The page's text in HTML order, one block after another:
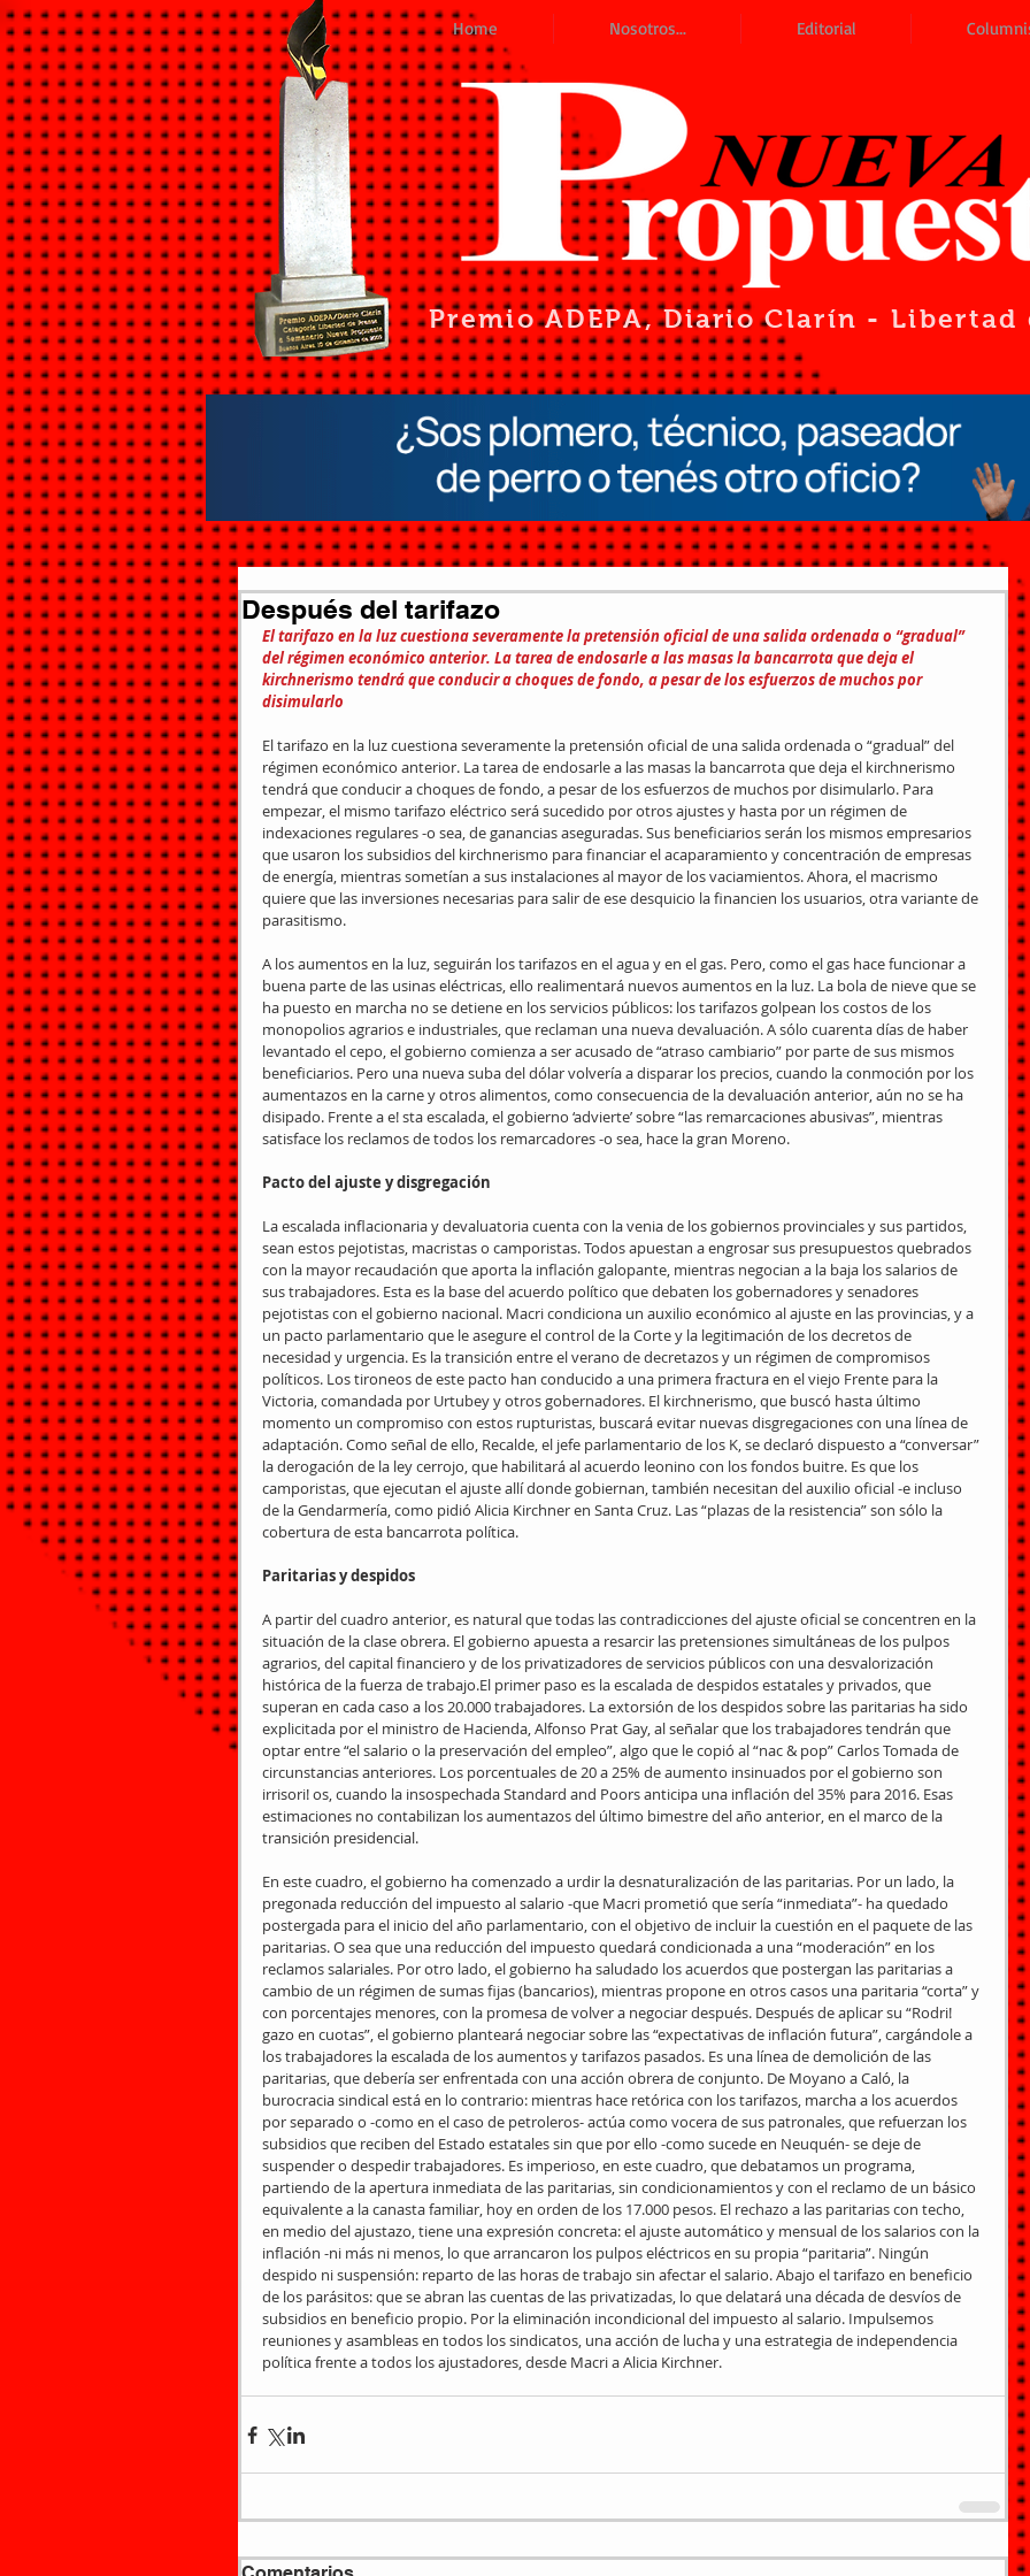
Home Nosotros... Editorial
Premio ADEPA, Diario Clarín - Libertad
Después del tarifazo
El tarifazo en la luz cuestiona severamente la pretensión oficial de una salida ordenada o “gradual”
del régimen económico anterior. La tarea de endosarle a las masas la bancarrota que deja el
kirchnerismo tendrá que conducir a choques de fondo, a pesar de los esfuerzos de muchos por
disimularlo
El tarifazo en la luz cuestiona severamente la pretensión oficial de una salida ordenada o “gradual” del
régimen económico anterior. La tarea de endosarle a las masas la bancarrota que deja el kirchnerismo
tendrá que conducir a choques de fondo, a pesar de los esfuerzos de muchos por disimularlo. Para
empezar, el mismo tarifazo eléctrico será sucedido por otros ajustes y hasta por un régimen de
indexaciones regulares -o sea, de ganancias aseguradas. Sus beneficiarios serán los mismos empresarios
que usaron los subsidios del kirchnerismo para financiar el acaparamiento y concentración de empresas
de energía, mientras sometían a sus instalaciones al mayor de los vaciamientos. Ahora, el macrismo
quiere que las inversiones necesarias para salir de ese desquicio la financien los usuarios, otra variante de
parasitismo.
A los aumentos en la luz, seguirán los tarifazos en el agua y en el gas. Pero, como el gas hace funcionar a
buena parte de las usinas eléctricas, ello realimentará nuevos aumentos en la luz. La bola de nieve que se
ha puesto en marcha no se detiene en los servicios públicos: los tarifazos golpean los costos de los
monopolios agrarios e industriales, que reclaman una nueva devaluación. A sólo cuarenta días de haber
levantado el cepo, el gobierno comienza a ser acusado de “atraso cambiario” por parte de sus mismos
beneficiarios. Pero una nueva suba del dólar volvería a disparar los precios, cuando la conmoción por los
aumentazos en la carne y otros alimentos, como consecuencia de la devaluación anterior, aún no se ha
disipado. Frente a e! sta escalada, el gobierno ‘advierte’ sobre “las remarcaciones abusivas”, mientras
satisface los reclamos de todos los remarcadores -o sea, hace la gran Moreno.
Pacto del ajuste y disgregación
La escalada inflacionaria y devaluatoria cuenta con la venia de los gobiernos provinciales y sus partidos,
sean estos pejotistas, macristas o camporistas. Todos apuestan a engrosar sus presupuestos quebrados
con la mayor recaudación que aporta la inflación galopante, mientras negocian a la baja los salarios de
sus trabajadores. Esta es la base del acuerdo político que debaten los gobernadores y senadores
pejotistas con el gobierno nacional. Macri condiciona un auxilio económico al ajuste en las provincias, y a
un pacto parlamentario que le asegure el control de la Corte y la legitimación de los decretos de
necesidad y urgencia. Es la transición entre el verano de decretazos y un régimen de compromisos
políticos. Los tironeos de este pacto han conducido a una primera fractura en el viejo Frente para la
Victoria, comandada por Urtubey y otros gobernadores. El kirchnerismo, que buscó hasta último
momento un compromiso con estos rupturistas, buscará evitar nuevas disgregaciones con una línea de
adaptación. Como señal de ello, Recalde, el jefe parlamentario de los K, se declaró dispuesto a “conversar”
la derogación de la ley cerrojo, que habilitará al acuerdo leonino con los fondos buitre. Es que los
camporistas, que ejecutan el ajuste allí donde gobiernan, también necesitan del auxilio oficial -e incluso
de la Gendarmería, como pidió Alicia Kirchner en Santa Cruz. Las “plazas de la resistencia” son sólo la
cobertura de esta bancarrota política.
Paritarias y despidos
A partir del cuadro anterior, es natural que todas las contradicciones del ajuste oficial se concentren en la
situación de la clase obrera. El gobierno apuesta a resarcir las pretensiones simultáneas de los pulpos
agrarios, del capital financiero y de los privatizadores de servicios públicos con una desvalorización
histórica de la fuerza de trabajo.El primer paso es la escalada de despidos estatales y privados, que
superan en cada caso a los 20.000 trabajadores. La extorsión de los despidos sobre las paritarias ha sido
explicitada por el ministro de Hacienda, Alfonso Prat Gay, al señalar que los trabajadores tendrán que
optar entre “el salario o la preservación del empleo”, algo que le copió al “nac & pop” Carlos Tomada de
circunstancias anteriores. Los porcentuales de 20 a 25% de aumento insinuados por el gobierno son
irrisori! os, cuando la insospechada Standard and Poors anticipa una inflación del 35% para 2016. Esas
estimaciones no contabilizan los aumentazos del último bimestre del año anterior, en el marco de la
transición presidencial.
En este cuadro, el gobierno ha comenzado a urdir la desnaturalización de las paritarias. Por un lado, la
pregonada reducción del impuesto al salario -que Macri prometió que sería “inmediata”- ha quedado
postergada para el inicio del año parlamentario, con el objetivo de incluir la cuestión en el paquete de las
paritarias. O sea que una reducción del impuesto quedará condicionada a una “moderación” en los
reclamos salariales. Por otro lado, el gobierno ha saludado los acuerdos que postergan las paritarias a
cambio de un régimen de sumas fijas (bancarios), mientras propone en otros casos una paritaria “corta” y
con porcentajes menores, con la promesa de volver a negociar después. Después de aplicar su “Rodri!
gazo en cuotas”, el gobierno planteará negociar sobre las “expectativas de inflación futura”, cargándole a
los trabajadores la escalada de los aumentos y tarifazos pasados. Es una línea de demolición de las
paritarias, que debería ser enfrentada con una acción obrera de conjunto. De Moyano a Caló, la
burocracia sindical está en lo contrario: mientras hace retórica con los tarifazos, marcha a los acuerdos
por separado o -como en el caso de petroleros- actúa como vocera de sus patronales, que refuerzan los
subsidios que reciben del Estado estatales sin que por ello -como sucede en Neuquén- se deje de
suspender o despedir trabajadores. Es imperioso, en este cuadro, que debatamos un programa,
partiendo de la apertura inmediata de las paritarias, sin condicionamientos y con el reclamo de un básico
equivalente a la canasta familiar, hoy en orden de los 17.000 pesos. El rechazo a las paritarias con techo,
en medio del ajustazo, tiene una expresión concreta: el ajuste automático y mensual de los salarios con la
inflación -ni más ni menos, lo que arrancaron los pulpos eléctricos en su propia “paritaria”. Ningún
despido ni suspensión: reparto de las horas de trabajo sin afectar el salario. Abajo el tarifazo en beneficio
de los parásitos: que se abran las cuentas de las privatizadas, lo que delatará una década de desvíos de
subsidios en beneficio propio. Por la eliminación incondicional del impuesto al salario. Impulsemos
reuniones y asambleas en todos los sindicatos, una acción de lucha y una estrategia de independencia
política frente a todos los ajustadores, desde Macri a Alicia Kirchner.